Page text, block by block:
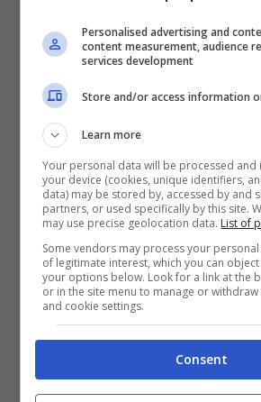
che affaccia direttamente
Eiffel
romantico e decisamente
vivrà appieno l’atmosfera
come in un film.
La seconda destinazione è
può dormire in unaglass
“deserto” , un alloggio che
natural ad altri chic ed è
vetro. In questo modo, si potrà
ammirando l’aurora boreale,
Personalised advertising and
content measurement, audience
services development
Store and/or access information
Learn more
Your personal data will be processed
your device (cookies, unique identifiers,
data) may be stored by, accessed by and
partners, or used specifically by this site.
may use precise geolocation data. List of
Some vendors may process your
of legitimate interest, which you can
your options below. Look for a link at the
or in the site menu to manage or
and cookie settings.
Consent